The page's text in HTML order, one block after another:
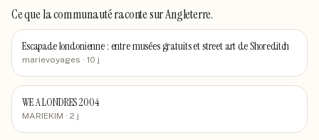
Ce que la communauté racontesur Angleterre.
Escapade londonienne : entre musées gratuits et street art de Shoreditch
marievoyages · 10 j
WE A LONDRES 2004
MARIEKIM · 2 j